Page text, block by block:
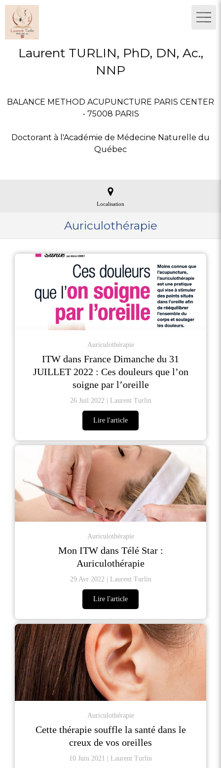
Laurent TURLIN, PhD, DN, Ac.,
NNP
BALANCE METHOD ACUPUNCTURE PARIS CENTER
- 75008 PARIS
Doctorant à l'Académie de Médecine Naturelle du
Québec
Localisation
Auriculothérapie
Auriculothérapie
ITW dans France Dimanche du 31
JUILLET 2022 : Ces douleurs que l’on
soigne par l’oreille
26 Juil 2022 Laurent Turlin
Lire l'article
Auriculothérapie
Mon ITW dans Télé Star :
Auriculothérapie
29 Avr 2022 Laurent Turlin
Lire l'article
Auriculothérapie
Cette thérapie souffle la santé dans le
creux de vos oreilles
10 Juin 2021 Laurent Turlin